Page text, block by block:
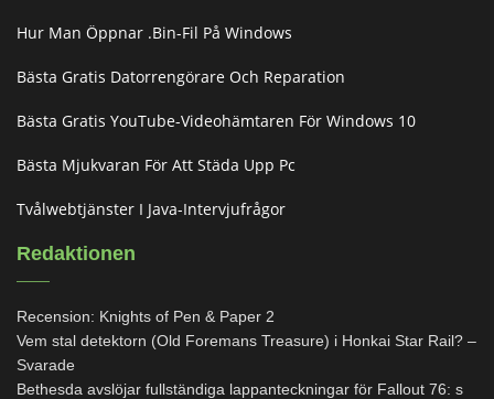
Hur Man Öppnar .bin-Fil På Windows
Bästa Gratis Datorrengörare Och Reparation
Bästa Gratis YouTube-Videohämtaren För Windows 10
Bästa Mjukvaran För Att Städa Upp Pc
Tvålwebtjänster I Java-Intervjufrågor
Redaktionen
Recension: Knights of Pen & Paper 2
Vem stal detektorn (Old Foremans Treasure) i Honkai Star Rail? –
Svarade
Bethesda avslöjar fullständiga lappanteckningar för Fallout 76: s